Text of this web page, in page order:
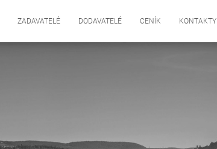
ZADAVATELÉ DODAVATELÉ CENÍK KONTAKTY